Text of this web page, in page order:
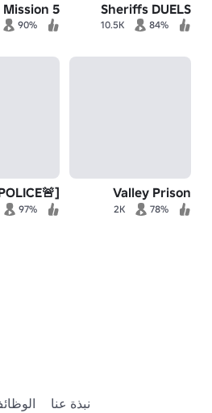
Sheriffs DUELS
84%
10.5K
Mission 5
90%
Valley Prison
78%
2K
97%
نبذة عنا